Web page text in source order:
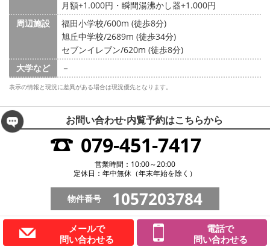
月額+1.000円・瞬間湯沸かし器+1.000円
周辺施設
福田小学校/600m (徒歩8分)
旭丘中学校/2689m (徒歩34分)
セブンイレブン/620m (徒歩8分)
大学など
－
表示の情報と現況に差異がある場合は現況優先となります。
お問い合わせ·内覧予約はこちらから
079-451-7417
営業時間：10:00～20:00
定休日：年中無休（年末年始を除く）
物件番号 1057203784
メールで
問い合わせる
電話で
問い合わせる